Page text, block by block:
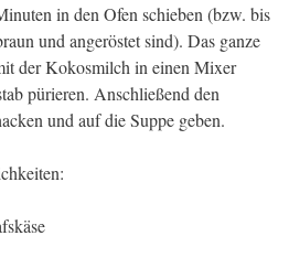
in den Ofen schieben (bzw. bis
und angeröstet sind). Das ganze
der Kokosmilch in einen Mixer
pürieren. Anschließend den
und auf die Suppe geben.